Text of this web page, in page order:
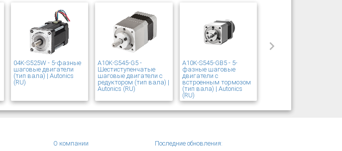
04K-S525W - 5-фазные
шаговые двигатели
(тип вала) | Autonics
(RU)
A10K-S545-G5 -
Шестиступенчатые
шаговые двигатели с
редуктором (тип вала) |
Autonics (RU)
A10K-S545-GB5 - 5-
фазные шаговые
двигатели с
встроенным тормозом
(тип вала) | Autonics
(RU)
О компании
Последние обновления: